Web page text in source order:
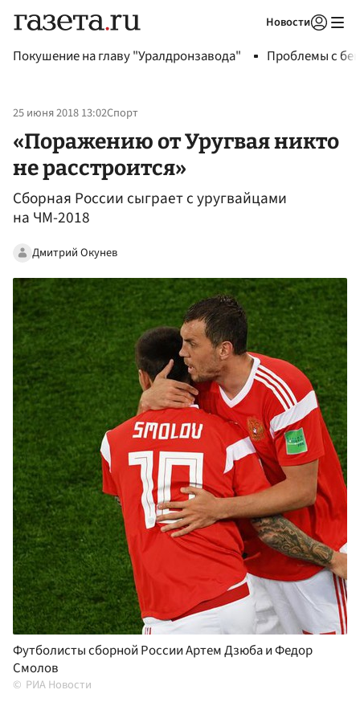
Новости
Покушение на главу "Уралдронзавода" Проблемы с
25 июня 2018 13:02Спорт
«Поражению от Уругвая никто
не расстроится»
Сборная России сыграет с уругвайцами
на ЧМ-2018
Дмитрий Окунев
Футболисты сборной России Артем Дзюба и Федор
Смолов
РИА Новости